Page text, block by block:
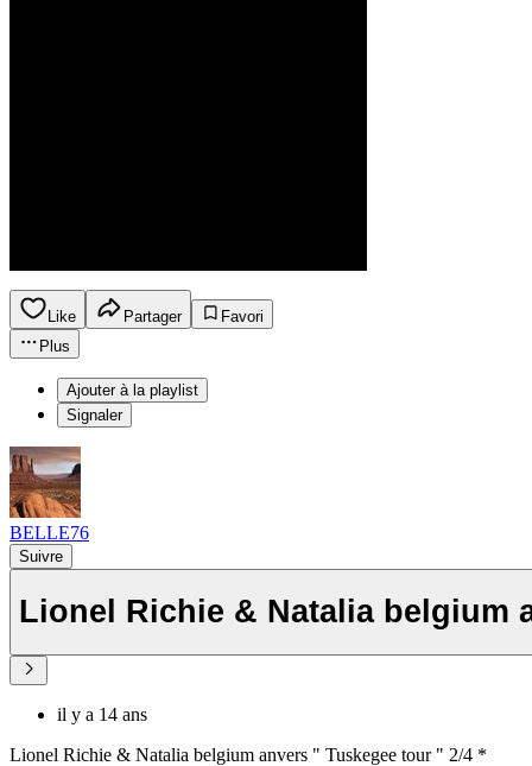
Like Partager
Favori
Plus
Ajouter à la playlist
Signaler
BELLE76
Suivre
Lionel Richie & Natalia belgium
il y a 14 ans
Lionel Richie & Natalia belgium anvers " Tuskegee tour " 2/4 *